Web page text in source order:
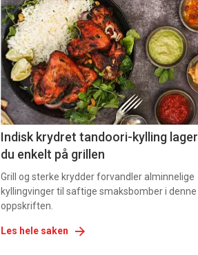
Indisk krydret tandoori-kylling lager
du enkelt på grillen
Grill og sterke krydder forvandler alminnelige
kyllingvinger til saftige smaksbomber i denne
oppskriften.
Les hele saken